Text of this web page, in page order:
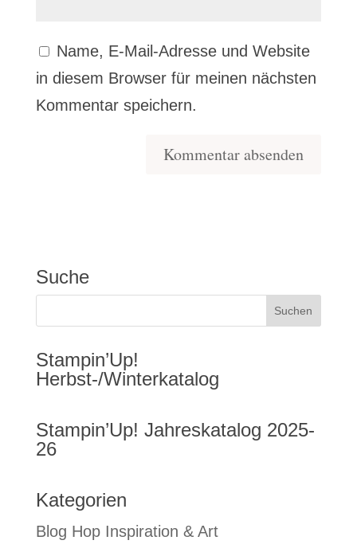
Name, E-Mail-Adresse und Website
in diesem Browser für meinen nächsten
Kommentar speichern.
Suche
Stampin’Up!
Herbst-/Winterkatalog
Stampin’Up! Jahreskatalog 2025-
26
Kategorien
Blog Hop Inspiration & Art